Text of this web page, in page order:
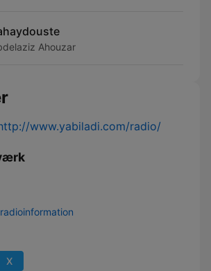
Ahouzar
www.yabiladi.com/radio/
X